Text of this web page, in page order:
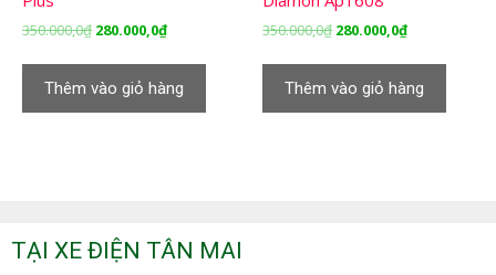
350.000,0₫ Giá
350.000,0₫.
280.000,0₫Giá
là:
280.000,0₫.
Thêm vào giỏ hàng
350.000,0₫ Giá
350.000,0₫.
280.000,0₫Giá
là:
280.000,0₫.
Thêm vào giỏ hàng
TẠI XE ĐIỆN TÂN MAI